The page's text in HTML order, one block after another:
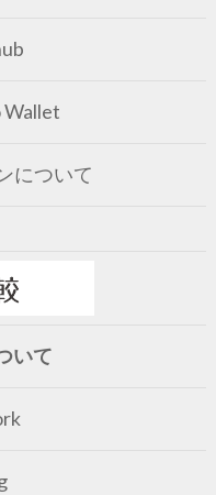
Wallet
について
いて